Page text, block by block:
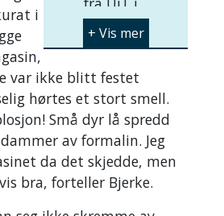
økologi, med
spesialisering
solbeskyttende
pigmenter i
lav
Tidligere
forsker ved
Norsk
i
var ikke blitt festet
hørtes et stort smell.
Små dyr lå spredd
av formalin. Jeg
da det skjedde, men
bra, forteller Bjerke.